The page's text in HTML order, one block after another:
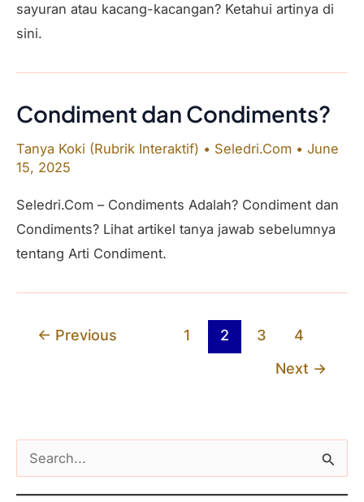
sayuran atau kacang-kacangan? Ketahui artinya di
sini.
Condiment dan Condiments?
Tanya Koki (Rubrik Interaktif) • Seledri.Com • June
15, 2025
Seledri.Com – Condiments Adalah? Condiment dan
Condiments? Lihat artikel tanya jawab sebelumnya
tentang Arti Condiment.
← Previous 1 2 3
4
Next →
e